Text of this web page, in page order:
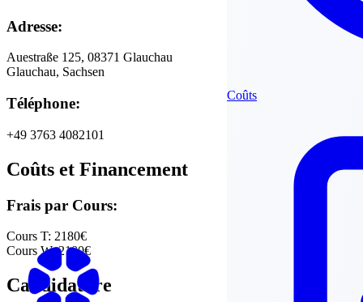
Coûts
Adresse:
Auestraße 125, 08371 Glauchau
Glauchau, Sachsen
Téléphone:
+49 3763 4082101
Coûts et Financement
Frais par Cours:
Cours T: 2180€
Cours W:2180€
Candidature